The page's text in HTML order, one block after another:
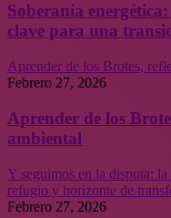
Soberanía
clave para una
Aprender de los Brotes,
Febrero 27, 2026
Aprender de los
ambiental
Y seguimos en la disputa:
refugio y horizonte de
Febrero 27, 2026